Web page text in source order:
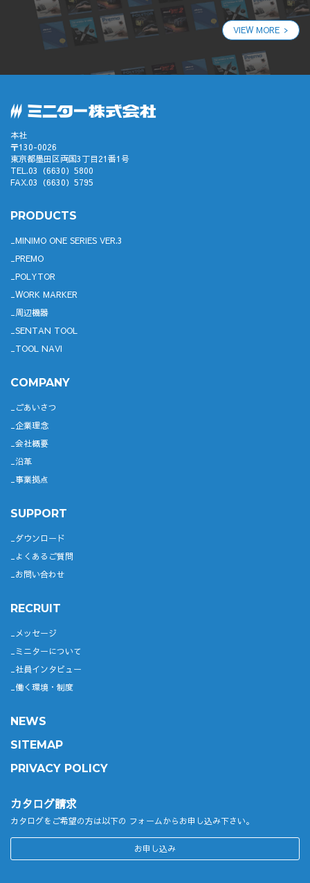
VIEW MORE
本社
〒130-0026
東京都墨田区両国3丁目21番1号
TEL.03（6630）5800
FAX.03（6630）5795
PRODUCTS
MINIMO ONE SERIES VER.3
PREMO
POLYTOR
WORK MARKER
周辺機器
SENTAN TOOL
TOOL NAVI
COMPANY
ごあいさつ
企業理念
会社概要
沿革
事業拠点
SUPPORT
ダウンロード
よくあるご質問
お問い合わせ
RECRUIT
メッセージ
ミニターについて
社員インタビュー
働く環境・制度
NEWS
SITEMAP
PRIVACY POLICY
カタログ請求
カタログをご希望の方は以下の フォームからお申し込み下さい。
お申し込み